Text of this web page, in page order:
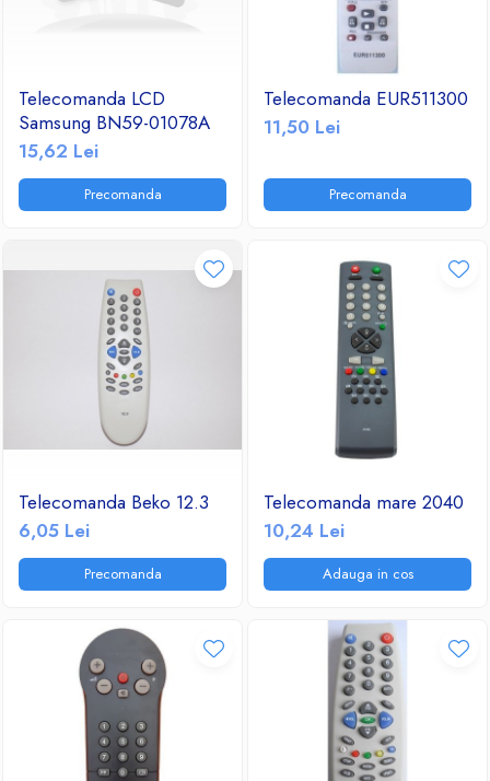
Telecomanda LCD
Samsung BN59-01078A
15,62 Lei
Precomanda
Telecomanda EUR511300
11,50 Lei
Precomanda
Telecomanda Beko 12.3
6,05 Lei
Precomanda
Telecomanda mare 2040
10,24 Lei
Adauga in cos